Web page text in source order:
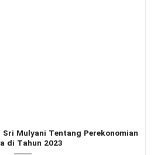
Sri Mulyani Tentang Perekonomian
di Tahun 2023